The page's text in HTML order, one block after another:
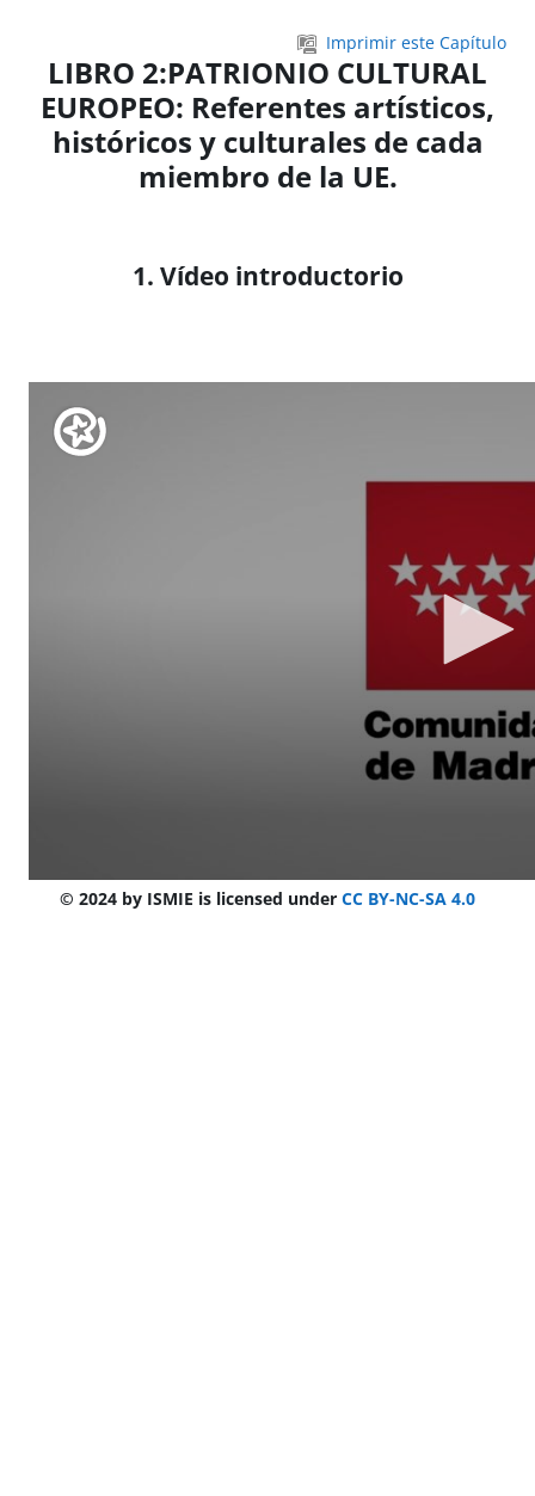
Imprimir este Capítulo
LIBRO 2:PATRIONIO CULTURAL
EUROPEO: Referentes artísticos,
históricos y culturales de cada
miembro de la UE.
1. Vídeo introductorio
© 2024 by ISMIE is licensed under CC BY-NC-SA 4.0